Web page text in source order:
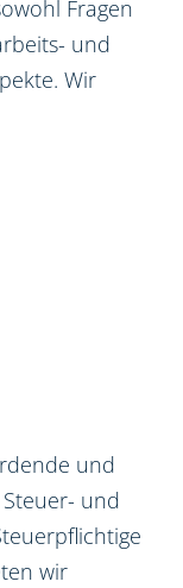
Fragen
und
Wir
und
und
wir